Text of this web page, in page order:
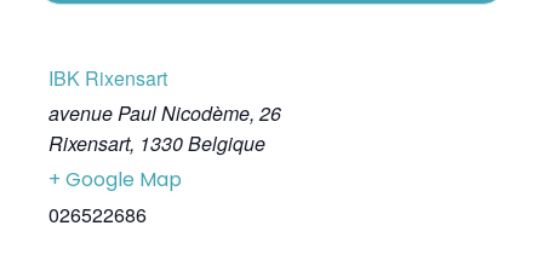
IBK Rixensart
avenue Paul Nicodème, 26
Rixensart, 1330Belgique
+ Google Map
026522686